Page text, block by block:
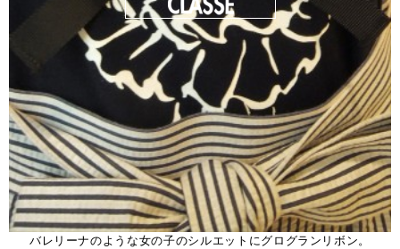
バレリーナのような女の子のシルエットにグログランリボン。